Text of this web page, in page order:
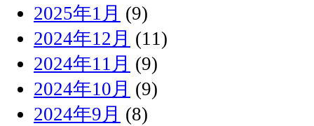
2025年1月 (9)
2024年12月 (11)
2024年11月 (9)
2024年10月 (9)
2024年9月 (8)